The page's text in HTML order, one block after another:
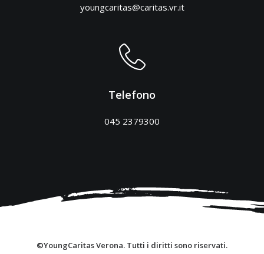
youngcaritas@caritas.vr.it
Telefono
045 2379300
©YoungCaritas Verona. Tutti i diritti sono riservati.